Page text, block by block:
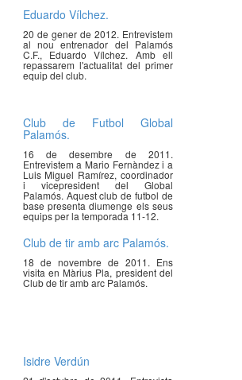
Eduardo Vílchez.
20 de gener de 2012. Entrevistem
al nou entrenador del Palamós
C.F., Eduardo Vílchez. Amb ell
repassarem l'actualitat del primer
equip del club.
Club de Futbol Global
Palamós.
16 de desembre de 2011.
Entrevistem a Mario Fernàndez i a
Luis Miguel Ramírez, coordinador
i vicepresident del Global
Palamós. Aquest club de futbol de
base presenta diumenge els seus
equips per la temporada 11-12.
Club de tir amb arc Palamós.
18 de novembre de 2011. Ens
visita en Màrius Pla, president del
Club de tir amb arc Palamós.
Isidre Verdún